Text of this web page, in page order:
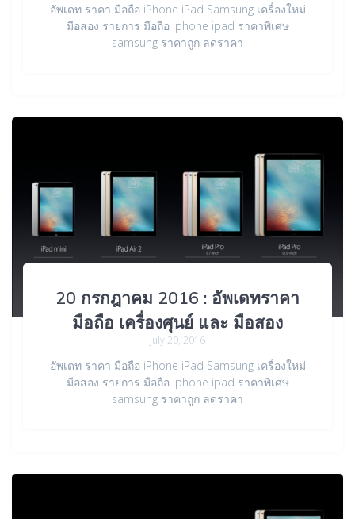
อัพเดท ราคา มือถือ iPhone iPad Samsung เครื่องใหม่
มือสอง รายการ มือถือ iphone ipad ราคาพิเศษ
samsung ราคาถูก ลดราคา
20 กรกฎาคม 2016 : อัพเดทราคา
มือถือ เครื่องศุนย์ และ มือสอง
July 20, 2016
อัพเดท ราคา มือถือ iPhone iPad Samsung เครื่องใหม่
มือสอง รายการ มือถือ iphone ipad ราคาพิเศษ
samsung ราคาถูก ลดราคา